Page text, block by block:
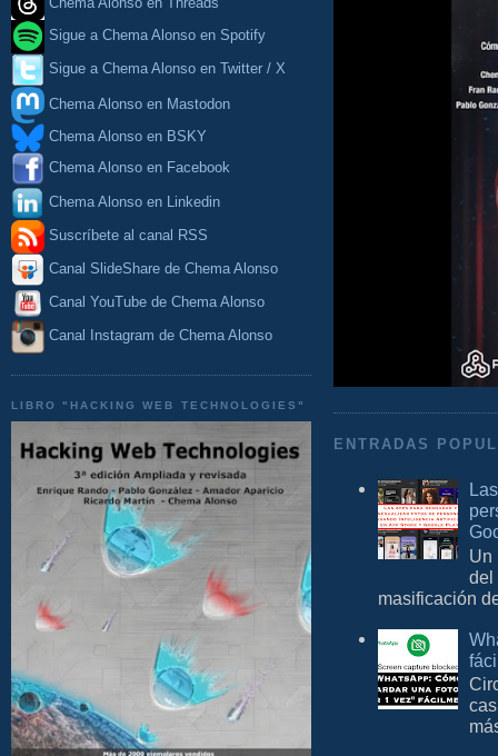
Sigue a Chema Alonso en Spotify
Sigue a Chema Alonso en Twitter / X
Chema Alonso en Mastodon
Chema Alonso en BSKY
Chema Alonso en Facebook
Chema Alonso en Linkedin
Suscríbete al canal RSS
Canal SlideShare de Chema Alonso
Canal YouTube de Chema Alonso
Canal Instagram de Chema Alonso
LIBRO "HACKING WEB TECHNOLOGIES"
ENTRADAS
Un
del
masificación